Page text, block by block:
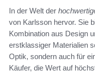
In der Welt der
von Karlsson hervor. Sie
Kombination aus Design
erstklassiger Materialien
Optik, sondern auch für
Käufer, die Wert auf